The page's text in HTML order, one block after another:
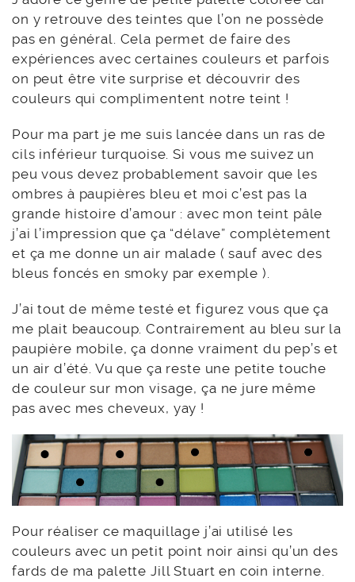
on y retrouve des teintes que l’on ne possède
pas en général. Cela permet de faire des
expériences avec certaines couleurs et parfois
on peut être vite surprise et découvrir des
couleurs qui complimentent notre teint !
Pour ma part je me suis lancée dans un ras de
cils inférieur turquoise. Si vous me suivez un
peu vous devez probablement savoir que les
ombres à paupières bleu et moi c’est pas la
grande histoire d’amour : avec mon teint pâle
j’ai l’impression que ça “délave” complètement
et ça me donne un air malade ( sauf avec des
bleus foncés en smoky par exemple ).
J’ai tout de même testé et figurez vous que ça
me plait beaucoup. Contrairement au bleu sur la
paupière mobile, ça donne vraiment du pep’s et
un air d’été. Vu que ça reste une petite touche
de couleur sur mon visage, ça ne jure même
pas avec mes cheveux, yay !
Pour réaliser ce maquillage j’ai utilisé les
couleurs avec un petit point noir ainsi qu’un des
fards de ma palette Jill Stuart en coin interne.